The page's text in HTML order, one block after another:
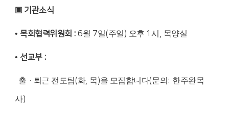
▣ 기관소식
• 목회협력위원회 : 6월 7일(주일) 오후 1 시 , 목양실
• 선교부 :
출 · 퇴근 전도팀(화, 목)을 모집합니다(문의 : 한주완목
사)